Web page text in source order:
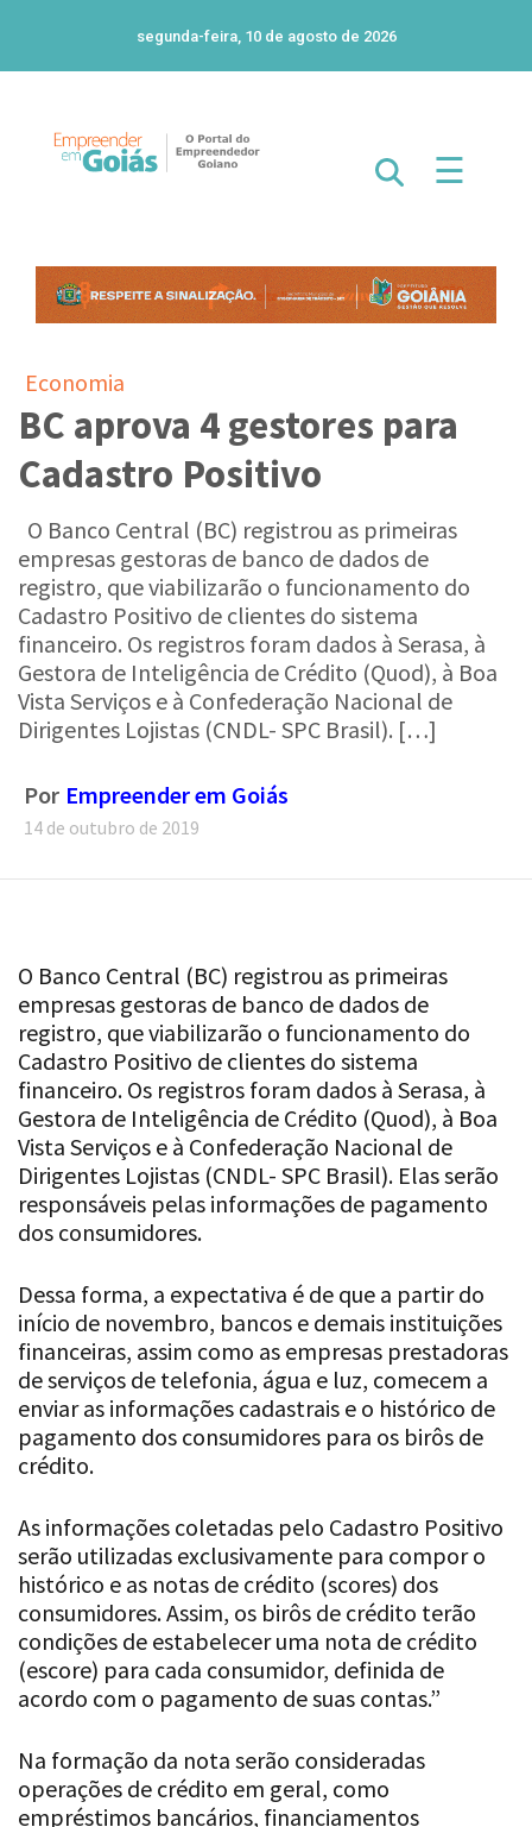
segunda-feira, 10 de agosto de 2026
☰
Economia
BC aprova 4 gestores para
Cadastro Positivo
O Banco Central (BC) registrou as primeiras
empresas gestoras de banco de dados de
registro, que viabilizarão o funcionamento do
Cadastro Positivo de clientes do sistema
financeiro. Os registros foram dados à Serasa, à
Gestora de Inteligência de Crédito (Quod), à Boa
Vista Serviços e à Confederação Nacional de
Dirigentes Lojistas (CNDL- SPC Brasil). […]
Por Empreender em Goiás
14 de outubro de 2019
O Banco Central (BC) registrou as primeiras
empresas gestoras de banco de dados de
registro, que viabilizarão o funcionamento do
Cadastro Positivo de clientes do sistema
financeiro. Os registros foram dados à Serasa, à
Gestora de Inteligência de Crédito (Quod), à Boa
Vista Serviços e à Confederação Nacional de
Dirigentes Lojistas (CNDL- SPC Brasil). Elas serão
responsáveis pelas informações de pagamento
dos consumidores.
Dessa forma, a expectativa é de que a partir do
início de novembro, bancos e demais instituições
financeiras, assim como as empresas prestadoras
de serviços de telefonia, água e luz, comecem a
enviar as informações cadastrais e o histórico de
pagamento dos consumidores para os birôs de
crédito.
As informações coletadas pelo Cadastro Positivo
serão utilizadas exclusivamente para compor o
histórico e as notas de crédito (scores) dos
consumidores. Assim, os birôs de crédito terão
condições de estabelecer uma nota de crédito
(escore) para cada consumidor, definida de
acordo com o pagamento de suas contas.”
Na formação da nota serão consideradas
operações de crédito em geral, como
empréstimos bancários, financiamentos